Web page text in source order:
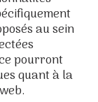
au sein
pourront
quant à la